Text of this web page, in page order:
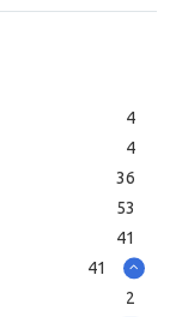
4
4
36
53
41
41
2